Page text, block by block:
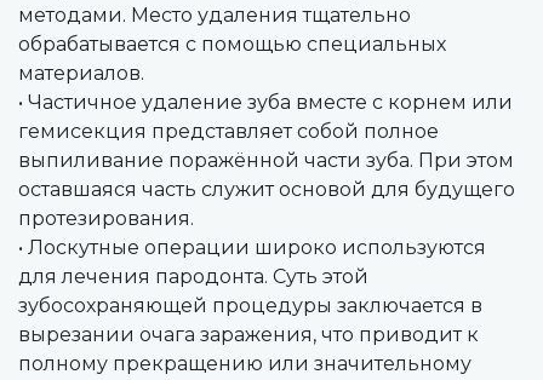
методами. Место удаления тщательно
обрабатывается с помощью специальных
материалов.
• Частичное удаление зуба вместе с корнем или
гемисекция представляет собой полное
выпиливание поражённой части зуба. При этом
оставшаяся часть служит основой для будущего
протезирования.
• Лоскутные операции широко используются
для лечения пародонта. Суть этой
зубосохраняющей процедуры заключается в
вырезании очага заражения, что приводит к
полному прекращению или значительному